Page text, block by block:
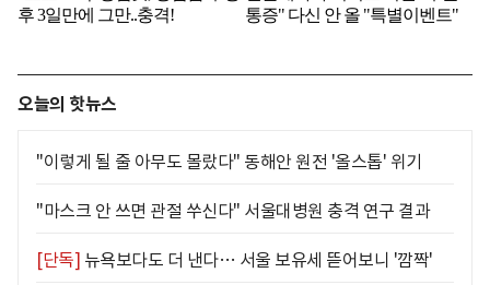
오늘의 핫뉴스
"이렇게 될 줄 아무도 몰랐다" 동해안 원전 '올스톱' 위기
"마스크 안 쓰면 관절 쑤신다" 서울대병원 충격 연구 결과
[단독] 뉴욕보다도 더 낸다… 서울 보유세 뜯어보니 '깜짝'